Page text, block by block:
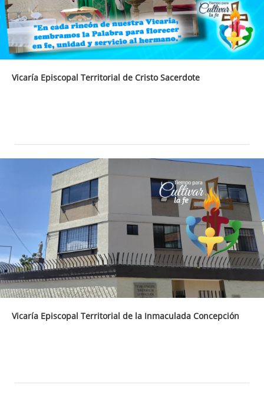
Vicaría Episcopal Territorial de Cristo Sacerdote
Vicaría Episcopal Territorial de la Inmaculada Concepción